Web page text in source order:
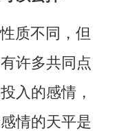
质不同，但
许多共同点
入的感情，
情的天平是